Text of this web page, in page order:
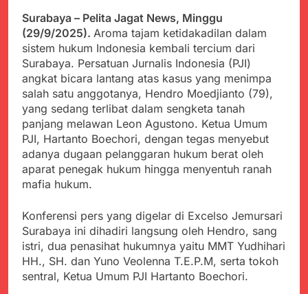
Puskesmas di Kab.
Sukabumi terkait
Dugaan beredar nya
Obat obatan Kadaluarsa
Juli 21, 2024
Polres Sumenep
Ungkap Kasus
Pencabulan Terhadap
Anak
Juli 21, 2024
Kisruh terkait Dugaan
Puskesmas beli obat
akan Kadaluarsa,Ketua
Komisi 4 DPRD
Kabupaten Sukabumi
Angkat Bicara
Juli 21, 2024
Perindah Gereja,
Satgas Yonif 310/KK
Lakukan Pengecatan
Dan Pembenahan
Juli 21, 2024
Kadinkes kab. Sukabumi
yang akan Kadaluarsa
oleh Puskesmas
Diduga Pembelian Obat
oleh Puskesmas di
Kab. Sukabumi yang
akan Kadaluarsa.
Juli 20, 2024
Tunjukan
Perhatiannya, Satgas
Surabaya – Pelita Jagat News, Minggu
(29/9/2025). Aroma tajam ketidakadilan dalam
sistem hukum Indonesia kembali tercium dari
Surabaya. Persatuan Jurnalis Indonesia (PJI)
angkat bicara lantang atas kasus yang menimpa
salah satu anggotanya, Hendro Moedjianto (79),
yang sedang terlibat dalam sengketa tanah
panjang melawan Leon Agustono. Ketua Umum
PJI, Hartanto Boechori, dengan tegas menyebut
adanya dugaan pelanggaran hukum berat oleh
aparat penegak hukum hingga menyentuh ranah
mafia hukum.
Konferensi pers yang digelar di Excelso Jemursari
Surabaya ini dihadiri langsung oleh Hendro, sang
istri, dua penasihat hukumnya yaitu MMT Yudhihari
HH., SH. dan Yuno Veolenna T.E.P.M, serta tokoh
sentral, Ketua Umum PJI Hartanto Boechori.